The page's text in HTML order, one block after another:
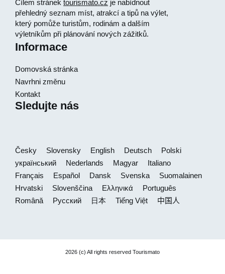
Cílem stránek tourismato.cz je nabídnout
přehledný seznam míst, atrakcí a tipů na výlet,
který pomůže turistům, rodinám a dalším
výletníkům při plánování nových zážitků.
Informace
Domovská stránka
Navrhni změnu
Kontakt
Sledujte nás
Česky Slovensky English Deutsch
Polski
український
Nederlands Magyar
Italiano
Français
Español Dansk Svenska
Suomalainen
Hrvatski
Slovenščina Ελληνικά
Português
Română
Русский 日本 Tiếng Việt 中国人
2026 (c) All rights reserved Tourismato